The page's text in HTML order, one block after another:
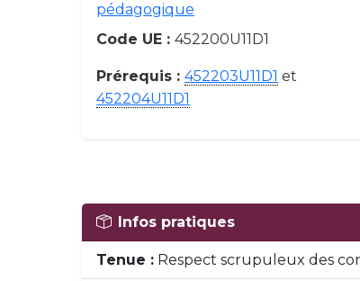
pédagogique
Code UE :452200U11D1
Prérequis :452203U11D1 et
452204U11D1
Infos pratiques
Tenue : Respect scrupuleux des